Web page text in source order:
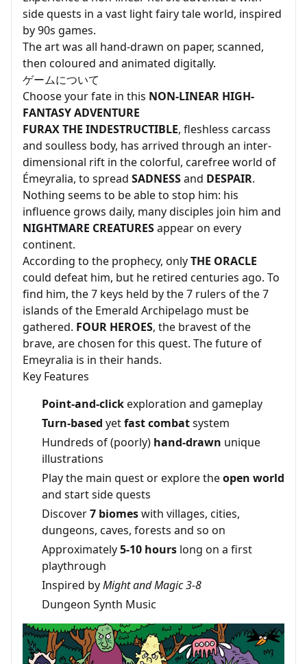
side quests in a vast light fairy tale world, inspired
by 90s games.
The art was all hand-drawn on paper, scanned,
then coloured and animated digitally.
ゲームについて
Choose your fate in this NON-LINEAR HIGH-
FANTASY ADVENTURE
FURAX THE INDESTRUCTIBLE, fleshless carcass
and soulless body, has arrived through an inter-
dimensional rift in the colorful, carefree world of
Émeyralia, to spread SADNESSand DESPAIR.
Nothing seems to be able to stop him: his
influence grows daily, many disciples join him and
NIGHTMARE CREATURESappear on every
continent.
According to the prophecy, onlyTHE ORACLE
could defeat him, but he retired centuries ago. To
find him, the 7 keys held by the 7 rulers of the 7
islands of the Emerald Archipelago must be
gathered. FOUR HEROES, the bravest of the
brave, are chosen for this quest. The future of
Emeyralia is in their hands.
Key Features
Point-and-clickexploration and gameplay
Turn-based yetfastcombatsystem
Hundreds of (poorly) hand-drawn unique
illustrations
Play the main quest or explore theopen world
and start side quests
Discover7 biomeswith villages, cities,
dungeons, caves, forests and so on
Approximately5-10 hours long on a first
playthrough
Inspired byMight and Magic 3-8
Dungeon Synth Music